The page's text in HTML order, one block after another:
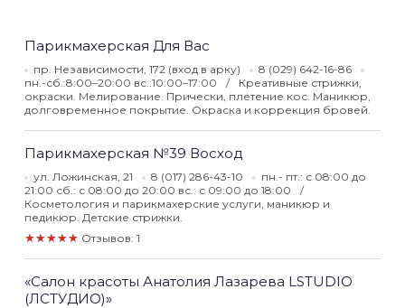
Парикмахерская Для Вас
пр. Независимости, 172 (вход в арку)
8 (029) 642-16-86
пн.-сб.:8:00–20:00 вс.:10:00–17:00
Креативные стрижки,
окраски. Мелирование. Прически, плетение кос. Маникюр,
долговременное покрытие. Окраска и коррекция бровей.
Парикмахерская №39 Восход
ул. Ложинская, 21 8 (017) 286-43-10
пн.- пт.: с 08:00 до
21:00 сб.: с 08:00 до 20:00 вс.: с 09:00 до 18:00
Косметология и парикмахерские услуги, маникюр и
педикюр. Детские стрижки.
★★★★★ Отзывов: 1
«Салон красоты Анатолия Лазарева LSTUDIO
(ЛСТУДИО)»